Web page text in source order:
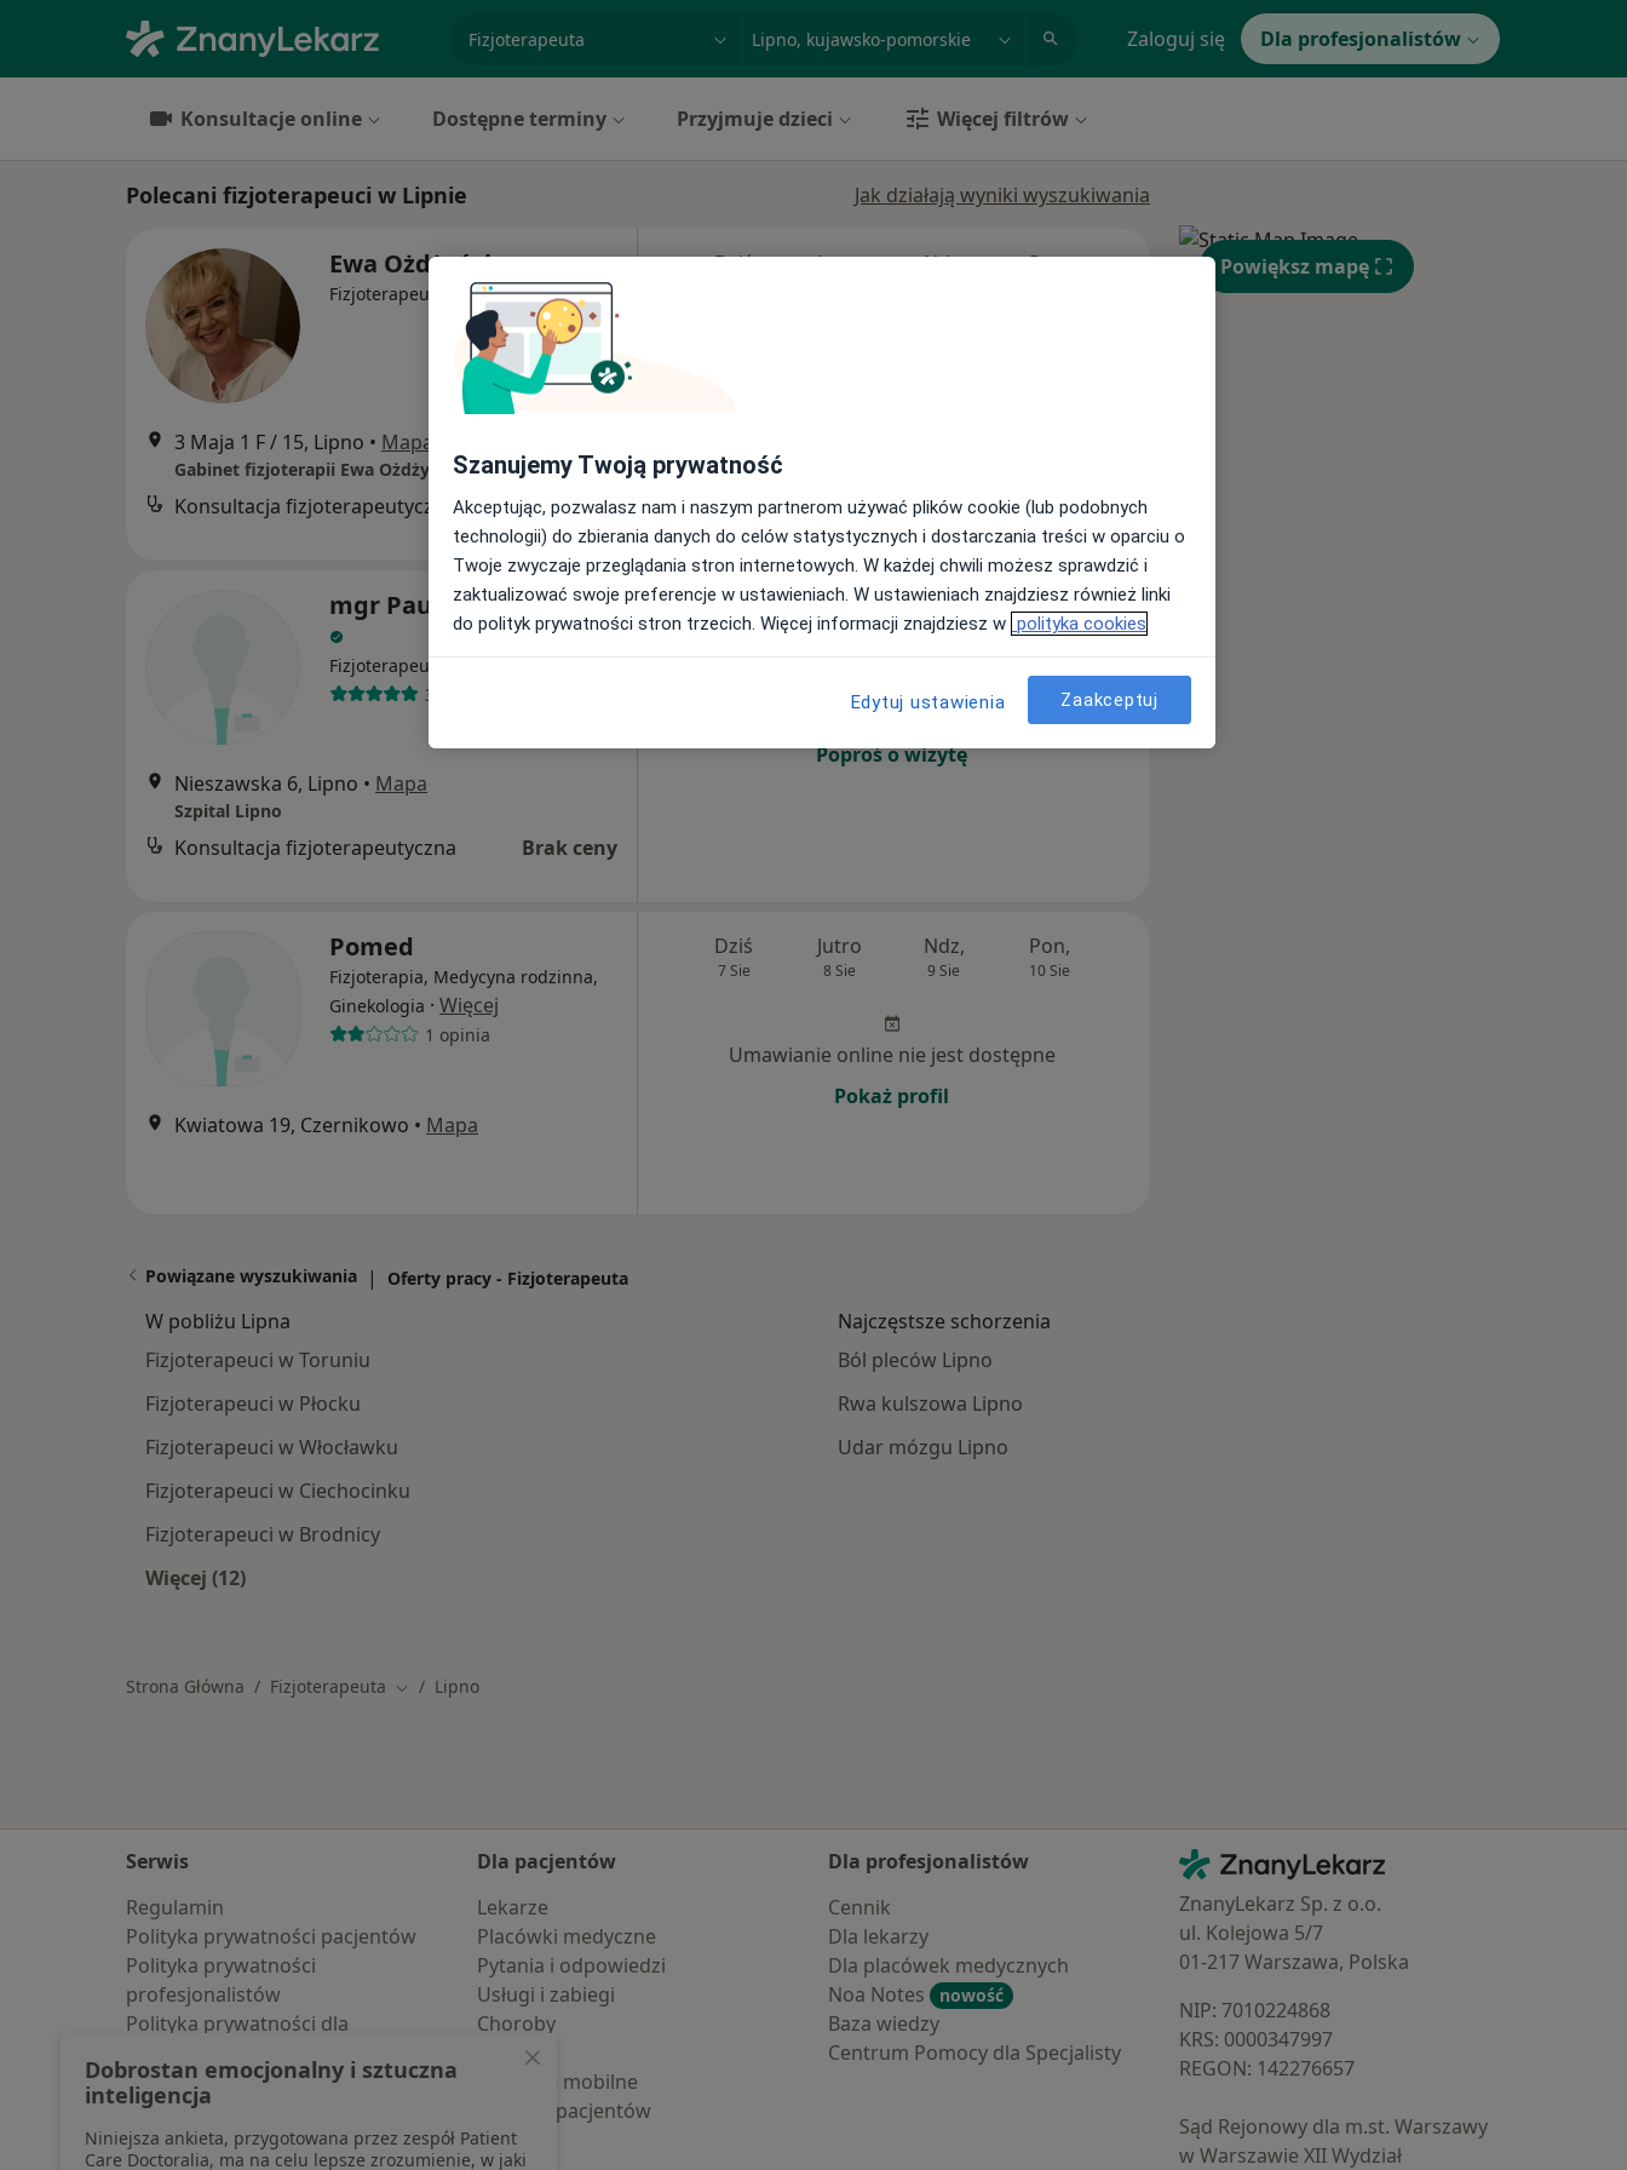
Zaloguj się Dla profesjonalistów
Konsultacje online Dostępne terminy Przyjmuje dzieci Więcej filtrów
Polecani fizjoterapeuci w Lipnie Jak działają wyniki wyszukiwania
Ewa Ożdżyńska
Fizjoterapeuta Więcej
3 Maja 1 F / 15, Lipno • Mapa
Gabinet fizjoterapii Ewa Ożdżyńska
Konsultacja fizjoterapeutyczna Brak ceny
Dziś Jutro Ndz, Pon, Wt, Śr, Czw,
mgr Paulina Konczalska
Fizjoterapeuta
3 opinie
Nieszawska 6, Lipno • Mapa
Szpital Lipno
Konsultacja fizjoterapeutyczna Brak ceny
Dziś
7 Sie
Jutro
8 Sie
Ndz,
9 Sie
Pon,
10 Sie
Wt,
11 Sie
Umawianie online nie jest dostępne
Poproś o wizytę
Pomed
Fizjoterapia, Medycyna rodzinna,
Ginekologia · Więcej
1 opinia
Kwiatowa 19, Czernikowo • Mapa
Dziś
7 Sie
Jutro
8 Sie
Ndz,
9 Sie
Pon,
10 Sie
Umawianie online nie jest dostępne
Pokaż profil
Powiększ mapę
Powiązane wyszukiwania | Oferty pracy - Fizjoterapeuta
W pobliżu Lipna
Fizjoterapeuci w Toruniu
Fizjoterapeuci w Płocku
Fizjoterapeuci w Włocławku
Fizjoterapeuci w Ciechocinku
Fizjoterapeuci w Brodnicy
Więcej (12)
Najczęstsze schorzenia
Ból pleców Lipno
Rwa kulszowa Lipno
Udar mózgu Lipno
Strona Główna Fizjoterapeuta Zmień miasto
Lipno
Serwis
Regulamin
Polityka prywatności pacjentów
Polityka prywatności
profesjonalistów
Polityka prywatności dla
pozyskaliśmy samodzielnie
Polityka cookies
Jak działają wyniki wyszukiwania
Dla pacjentów
Lekarze
Placówki medyczne
Pytania i odpowiedzi
Usługi i zabiegi
Choroby
Pomoc
Aplikacje mobilne
Blog dla pacjentów
Dla profesjonalistów
Cennik
Dla lekarzy
Dla placówek medycznych
Noa Notes
nowość
Baza wiedzy
Centrum Pomocy dla Specjalisty
Kontakt
ZnanyLekarz - Strona główna
ZnanyLekarz Sp. z o.o.
ul. Kolejowa 5/7
01-217 Warszawa, Polska
NIP: ⁠7010224868
KRS: ⁠0000347997
REGON: ⁠142276657
Sąd Rejonowy dla m.st. Warszawy
w Warszawie XII Wydział
Szanujemy Twoją prywatność
Akceptując, pozwalasz nam i naszym partnerom używać plików cookie (lub podobnych
technologii) do zbierania danych do celów statystycznych i dostarczania treści w oparciu o
Twoje zwyczaje przeglądania stron internetowych. W każdej chwili możesz sprawdzić i
zaktualizować swoje preferencje w ustawieniach. W ustawieniach znajdziesz również linki
do polityk prywatności stron trzecich. Więcej informacji znajdziesz w polityka cookies
Edytuj ustawienia Zaakceptuj
Dobrostan emocjonalny i sztuczna
inteligencja
Niniejsza ankieta, przygotowana przez zespół Patient
Care Doctoralia, ma na celu lepsze zrozumienie, w jaki